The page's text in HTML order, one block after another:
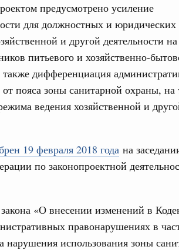
предусмотрено усиление
для должностных и
и другой деятельности
питьевого и хозяйственно-
дифференциация
пояса зоны санитарной охраны, на
ведения хозяйственной и
19 февраля 2018 года на
по законопроектной
«О внесении изменений в
правонарушениях в
нарушения использования зоны
17
Для